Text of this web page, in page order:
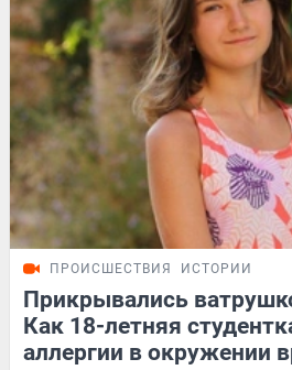
ПРОИСШЕСТВИЯ ИСТОРИИ
Прикрывались
Как 18-летняя
аллергии в окружении